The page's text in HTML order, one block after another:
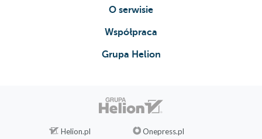
O serwisie
Współpraca
Grupa Helion
Helion.pl
Onepress.pl